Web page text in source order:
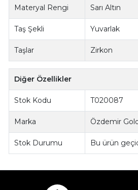
Materyal Rengi Sarı Altın
Taş Şekli Yuvarlak
Taşlar Zirkon
Diğer Özellikler
Stok Kodu T020087
Marka Özdemir
Stok Durumu Bu ürün